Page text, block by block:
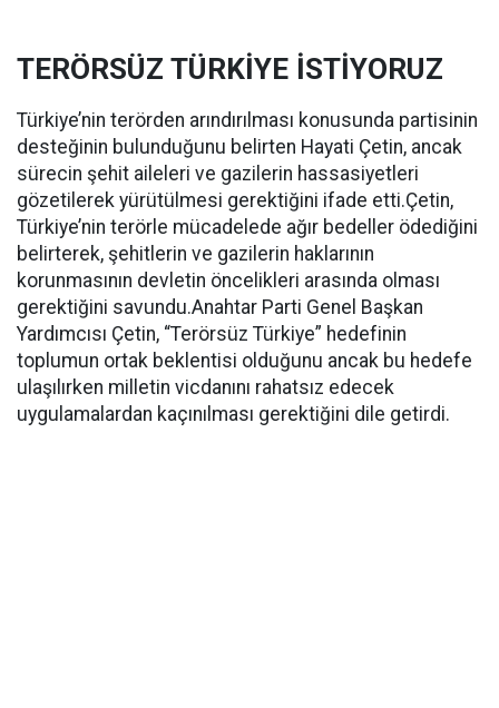
TERÖRSÜZ TÜRKİYE İSTİYORUZ
Türkiye’nin terörden arındırılması konusunda partisinin
desteğinin bulunduğunu belirten Hayati Çetin, ancak
sürecin şehit aileleri ve gazilerin hassasiyetleri
gözetilerek yürütülmesi gerektiğini ifade etti.Çetin,
Türkiye’nin terörle mücadelede ağır bedeller ödediğini
belirterek, şehitlerin ve gazilerin haklarının
korunmasının devletin öncelikleri arasında olması
gerektiğini savundu.Anahtar Parti Genel Başkan
Yardımcısı Çetin, “Terörsüz Türkiye” hedefinin
toplumun ortak beklentisi olduğunu ancak bu hedefe
ulaşılırken milletin vicdanını rahatsız edecek
uygulamalardan kaçınılması gerektiğini dile getirdi.